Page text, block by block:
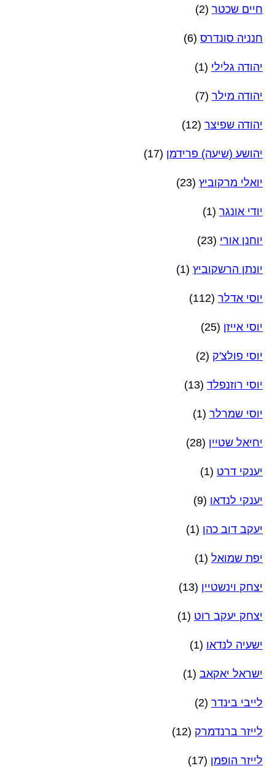
חיים שכטר (2)
חנניה סונדרס (6)
יהודה גלילי (1)
יהודה מילר (7)
יהודה שפיצר (12)
יהושע (שיעה) פרידמן (17)
יואלי מרקוביץ (23)
יודי אונגר (1)
יוחנן אורי (23)
יונתן הרשקוביץ (1)
יוסי אדלר (112)
יוסי אייזן (25)
יוסי פולצ'ק (2)
יוסי רוזנפלד (13)
יוסי שמרלר (1)
יחיאל שטיין (28)
יענקי דרט (1)
יענקי לנדאו (9)
יעקב דוב כהן (1)
יפת שמואל (1)
יצחק וינשטיין (13)
יצחק יעקב רוט (1)
ישעיה לנדאו (1)
ישראל יאקאב (1)
לייבי בינדר (2)
לייזר ברנדמרק (12)
לייזר הופמן (17)